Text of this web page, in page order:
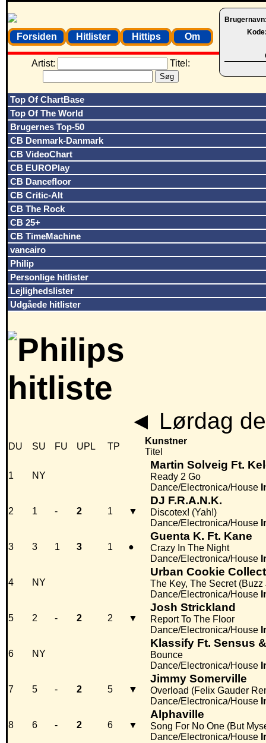
Forsiden Hitlister Hittips Om
Artist: Titel:
Top Of ChartBase
Top Of The World
Brugernes Top-50
CB Denmark-Danmark
CB VideoChart
CB EUROPlay
CB Dancefloor
CB Critic-Alt
CB The Rock
CB 25+
CB TimeMachine
vancairo
Philip
Personlige hitlister
Lejlighedslister
Udgåede hitlister
◄ Lørdag
DU SU FU UPL TP
Kunstner
Titel
1 NY
Martin Solveig Ft.
Ready 2 Go
Dance/Electronica/House
2 1 - 2 1 ▼
DJ F.R.A.N.K.
Discotex! (Yah!)
Dance/Electronica/House
3 3 1 3 1 ●
Guenta K. Ft. Kane
Crazy In The Night
Dance/Electronica/House
4 NY
Urban Cookie
The Key, The Secret
Dance/Electronica/House
5 2 - 2 2 ▼
Josh Strickland
Report To The Floor
Dance/Electronica/House
6 NY
Klassify Ft. Sensus
Bounce
Dance/Electronica/House
7 5 - 2 5 ▼
Jimmy Somerville
Overload (Felix Gauder
Dance/Electronica/House
8 6 - 2 6 ▼
Alphaville
Song For No One (But
Dance/Electronica/House